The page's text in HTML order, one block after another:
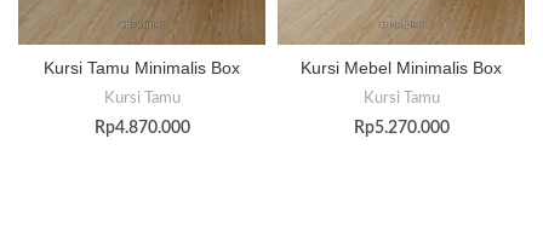
Kursi Tamu Minimalis Box
Kursi Tamu
Rp4.870.000
Kursi Mebel Minimalis Box
Kursi Tamu
Rp5.270.000